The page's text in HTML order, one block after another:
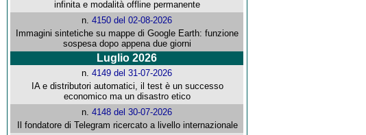
infinita e modalità offline permanente
n.4150 del 02-08-2026
Immagini sintetiche su mappe di Google Earth: funzione
sospesa dopo appena due giorni
Luglio 2026
n.4149 del 31-07-2026
IA e distributori automatici, il test è un successo
economico ma un disastro etico
n.4148 del 30-07-2026
Il fondatore di Telegram ricercato a livello internazionale